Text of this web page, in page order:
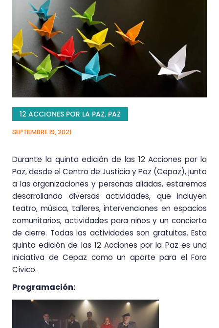
12 ACCIONES POR LA PAZ, PAZ
SEPTIEMBRE 19, 2021
Durante la quinta edición de las 12 Acciones por la
Paz, desde el Centro de Justicia y Paz (Cepaz), junto
a las organizaciones y personas aliadas, estaremos
desarrollando diversas actividades, que incluyen
teatro, música, talleres, intervenciones en espacios
comunitarios, actividades para niños y un concierto
de cierre. Todas las actividades son gratuitas. Esta
quinta edición de las 12 Acciones por la Paz es una
iniciativa de Cepaz como un aporte para el Foro
Cívico.
Programación: